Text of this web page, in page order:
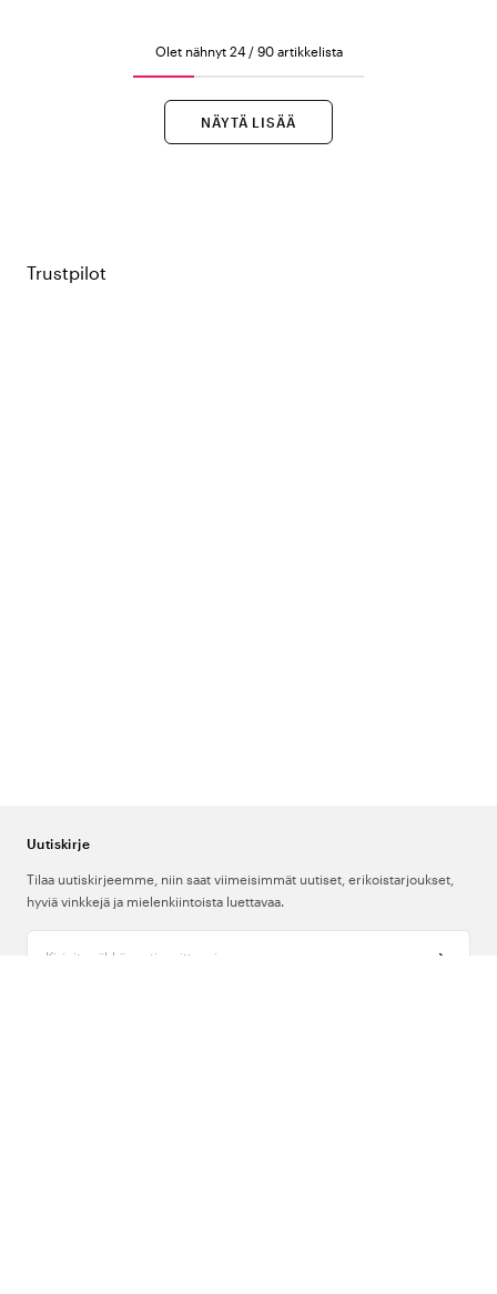
Olet nähnyt 24 / 90 artikkelista
NÄYTÄ LISÄÄ
Trustpilot
Uutiskirje
Tilaa uutiskirjeemme, niin saat viimeisimmät uutiset, erikoistarjoukset,
hyviä vinkkejä ja mielenkiintoista luettavaa.